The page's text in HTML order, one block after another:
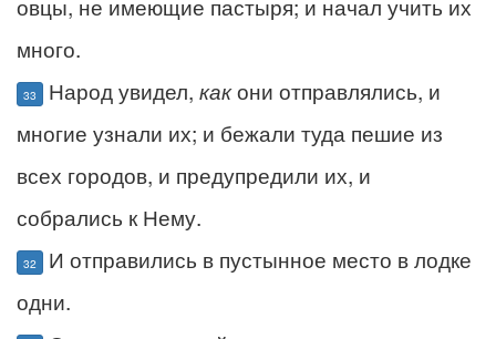
овцы, не имеющие пастыря; и начал учить их
много.
33 Народ увидел, какони отправлялись, и
многие узнали их; и бежали туда пешие из
всех городов, и предупредили их, и
собрались к Нему.
32
И отправились в пустынное место в лодке
одни.